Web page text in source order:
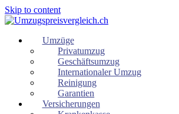
Skip to content
Umzüge
Privatumzug
Geschäftsumzug
Internationaler Umzug
Reinigung
Garantien
Versicherungen